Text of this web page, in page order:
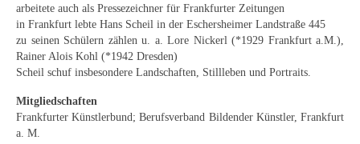
Hamburger Künstler
Münchner Künstler
Pfälzer Künstler
Schwäbische Künstler
arbeitete auch als Pressezeichner für Frankfurter Zeitungen
in Frankfurt lebte Hans Scheil in der Eschersheimer Landstraße 445
zu seinen Schülern zählen u. a. Lore Nickerl (*1929 Frankfurt a.M.),
Rainer Alois Kohl (*1942 Dresden)
Scheil schuf insbesondere Landschaften, Stillleben und Portraits.
Mitgliedschaften
Frankfurter Künstlerbund; Berufsverband Bildender Künstler, Frankfurt
a. M.